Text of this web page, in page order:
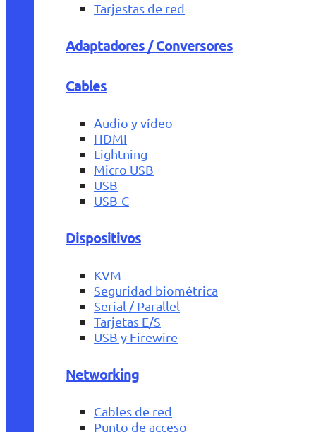
Tarjestas de red
Adaptadores / Conversores
Cables
Audio y vídeo
HDMI
Lightning
Micro USB
USB
USB-C
Dispositivos
KVM
Seguridad biométrica
Serial / Parallel
Tarjetas E/S
USB y Firewire
Networking
Cables de red
Punto de acceso